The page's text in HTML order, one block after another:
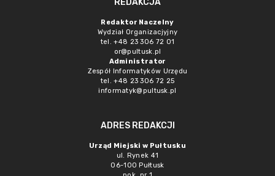
REDAKCJA
Redaktor Naczelny
Wydział Organizacjyjny
tel. +48 23 306 72 01
or@pultusk.pl
Administrator
Zespół Informatyków Urzędu
tel. +48 23 306 72 25
informatyk@pultusk.pl
ADRES REDAKCJI
Urząd Miejski w Pułtusku
ul. Rynek 41
06-100 Pułtusk